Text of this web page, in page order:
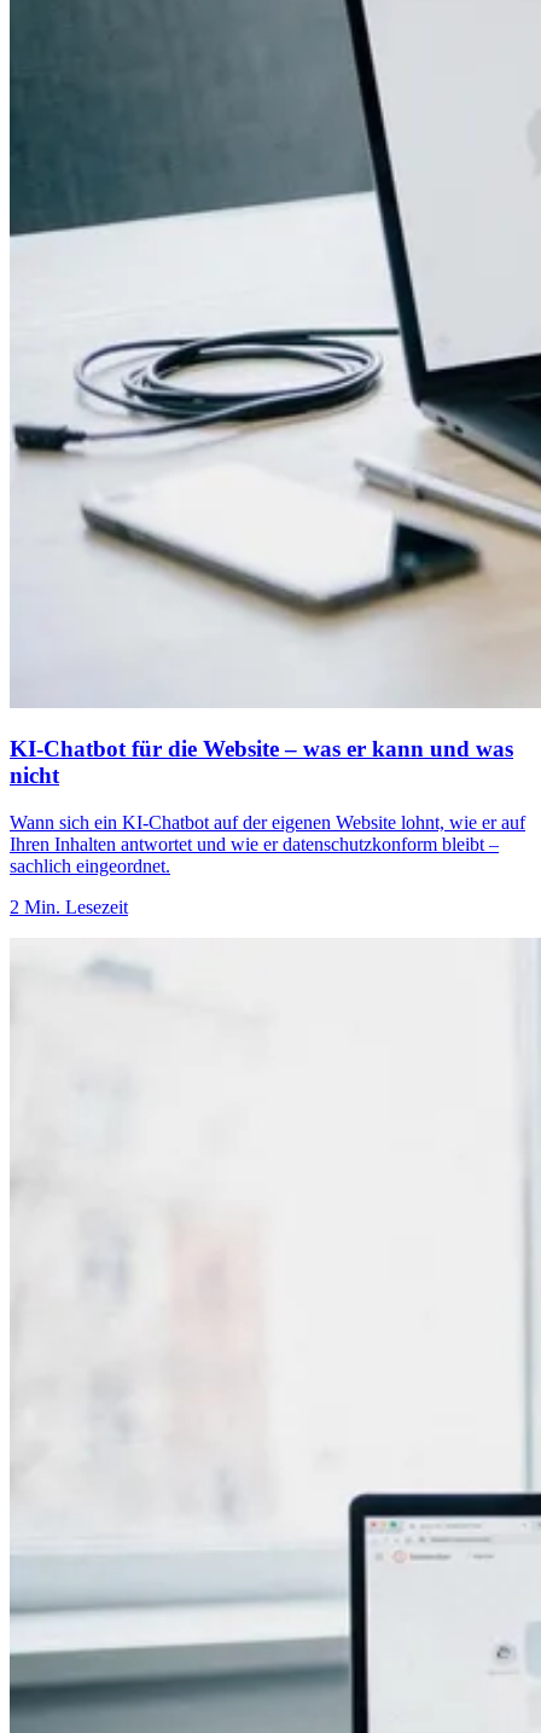
KI-Chatbot für die Website – was er kann und was
nicht
Wann sich ein KI-Chatbot auf der eigenen Website lohnt, wie er auf
Ihren Inhalten antwortet und wie er datenschutzkonform bleibt –
sachlich eingeordnet.
2 Min. Lesezeit